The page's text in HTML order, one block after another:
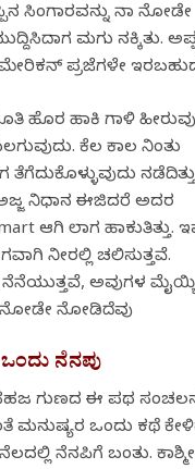
ಸಿಂಗಾರವನ್ನು ನಾ ನೋಡೇ
ಮಗು ನಕ್ಕಿತು.
ಪ್ರಜೆಗಳೇ
ಹೊರ ಹಾಕಿ ಗಾಳಿ
ಕೆಲ ಕಾಲ ನಿಂತು
ನಿಧಾನ ಈಜಿದರೆ ಅದರ
ಆಗಿ ಲಾಗ ಹಾಕುತಿತ್ತು.
ನೀರಲ್ಲಿ ಚಲಿಸುತ್ತವೆ.
ಅವುಗಳ
ನೋಡಿದೆವು
ಒಂದು ನೆನಪು
ಗುಣದ ಈ ಪಥ
ಮನುಷ್ಯರ ಒಂದು ಕಥೆ
ನೆನಪಿಗೆ ಬಂತು.